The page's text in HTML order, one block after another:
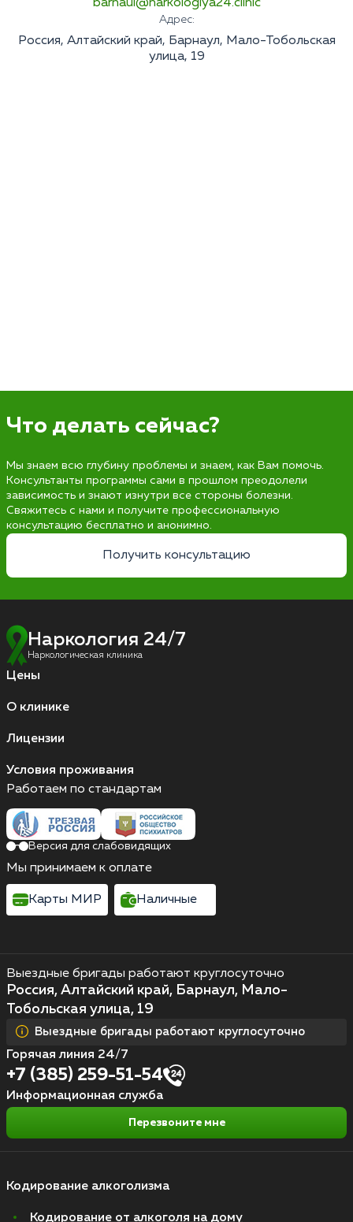
barnaul@narkologiya24.clinic
Адрес:
Россия, Алтайский край, Барнаул, Мало-Тобольская
улица, 19
Что делать сейчас?
Мы знаем всю глубину проблемы и знаем, как Вам помочь.
Консультанты программы сами в прошлом преодолели
зависимость и знают изнутри все стороны болезни.
Свяжитесь с нами и получите профессиональную
консультацию бесплатно и анонимно.
Получить консультацию
Наркология 24/7
Наркологическая клиника
Цены
О клинике
Лицензии
Условия проживания
Кодирование алкоголизма
Кодирование от алкоголя на дому
Выездные бригады работают круглосуточно
Россия, Алтайский край, Барнаул, Мало-
Тобольская улица, 19
Выездные бригады работают круглосуточно
Горячая линия 24/7
+7 (385) 259-51-54
Информационная служба
Перезвоните мне
Работаем по стандартам
Версия для слабовидящих
Мы принимаем к оплате
Карты МИР Наличные